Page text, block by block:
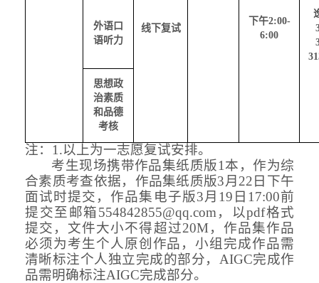
线下复试
下午2:00-
6:00
外语口
语听力
思想政
治素质
和品德
考核
注： 1.以上为一志愿复试安排。
考生现场携带作品集纸质版1本，作为综
合素质考查依据，作品集纸质版3月22日下午
面试时提交，作品集电子版3月19 日 17:00前
提交至邮箱554842855@qq.com，以pdf格式
提交，文件大小不得超过20M，作品集作品
必须为考生个人原创作品，小组完成作品需
清晰标注个人独立完成的部分，AIGC完成作
品需明确标注AIGC完成部分。